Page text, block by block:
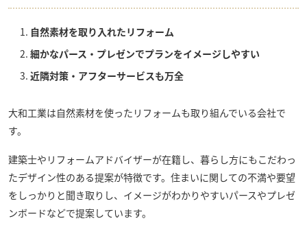
自然素材を取り入れたリフォーム
細かなパース・プレゼンでプランをイメージしやすい
近隣対策・アフターサービスも万全
大和工業は自然素材を使ったリフォームも取り組んでいる会社で
す。
建築士やリフォームアドバイザーが在籍し、暮らし方にもこだわっ
たデザイン性のある提案が特徴です。住まいに関しての不満や要望
をしっかりと聞き取りし、イメージがわかりやすいパースやプレゼ
ンボードなどで提案しています。